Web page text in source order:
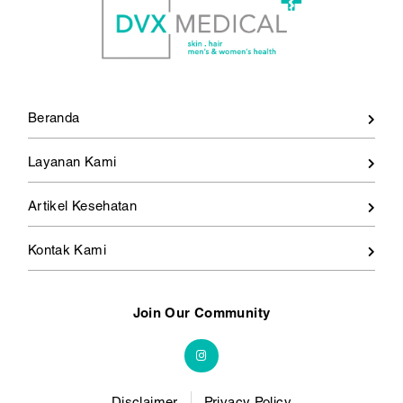
Beranda
Layanan Kami
Artikel Kesehatan
Kontak Kami
Join Our Community